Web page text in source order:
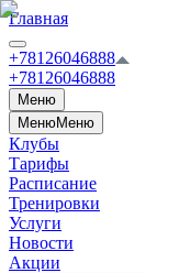
Главная
+78126046888
+78126046888
Меню
МенюМеню
Клубы
Тарифы
Расписание
Тренировки
Услуги
Новости
Акции